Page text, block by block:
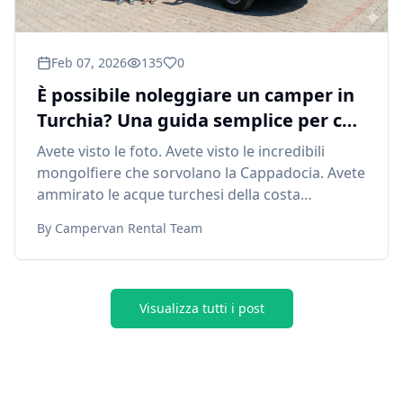
Feb 07, 2026 135 0
È possibile noleggiare un camper in
Turchia? Una guida semplice per chi
viaggia per la prima volta
Avete visto le foto. Avete visto le incredibili
mongolfiere che sorvolano la Cappadocia. Avete
ammirato le acque turchesi della costa
By Campervan Rental Team
Visualizza tutti i post